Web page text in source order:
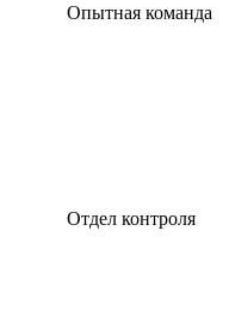
Опытная команда
Отдел контроля